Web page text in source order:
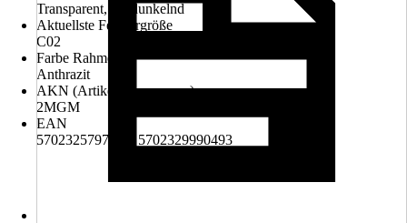
Transparent, Verdunkelnd
Aktuellste Fenstergröße
C02
Farbe Rahmen
Anthrazit
AKN (Artikelkurznummer)
2MGM
EAN
5702325797720, 5702329990493